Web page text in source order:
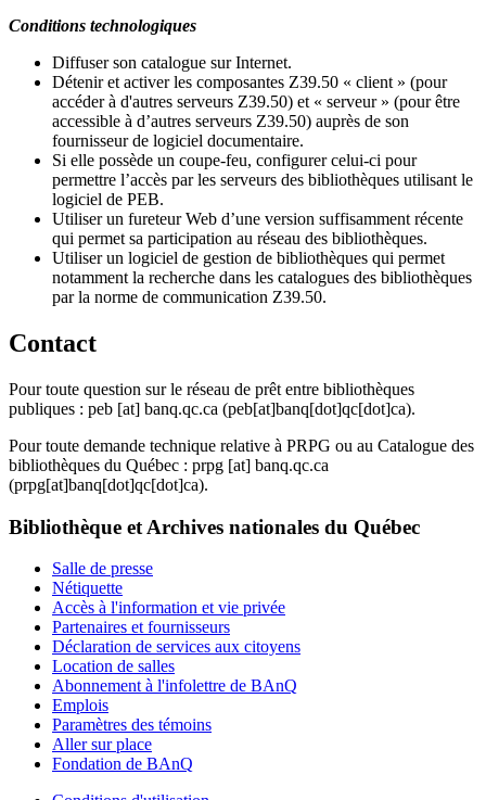
Conditions technologiques
Diffuser son catalogue sur Internet.
Détenir et activer les composantes Z39.50 « client » (pour
accéder à d'autres serveurs Z39.50) et « serveur » (pour être
accessible à d’autres serveurs Z39.50) auprès de son
fournisseur de logiciel documentaire.
Si elle possède un coupe-feu, configurer celui-ci pour
permettre l’accès par les serveurs des bibliothèques utilisant le
logiciel de PEB.
Utiliser un fureteur Web d’une version suffisamment récente
qui permet sa participation au réseau des bibliothèques.
Utiliser un logiciel de gestion de bibliothèques qui permet
notamment la recherche dans les catalogues des bibliothèques
par la norme de communication Z39.50.
Contact
Pour toute question sur le réseau de prêt entre bibliothèques
publiques : peb [at] banq.qc.ca (peb[at]banq[dot]qc[dot]ca).
Pour toute demande technique relative à PRPG ou au Catalogue des
bibliothèques du Québec : prpg [at] banq.qc.ca
(prpg[at]banq[dot]qc[dot]ca).
Bibliothèque et Archives nationales du Québec
Salle de presse
Nétiquette
Accès à l'information et vie privée
Partenaires et fournisseurs
Déclaration de services aux citoyens
Location de salles
Abonnement à l'infolettre de BAnQ
Emplois
Paramètres des témoins
Aller sur place
Fondation de BAnQ